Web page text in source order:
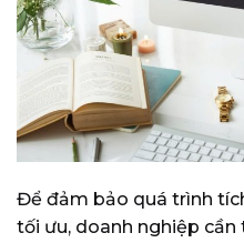
Để đảm bảo quá trình
tối ưu, doanh nghiệp